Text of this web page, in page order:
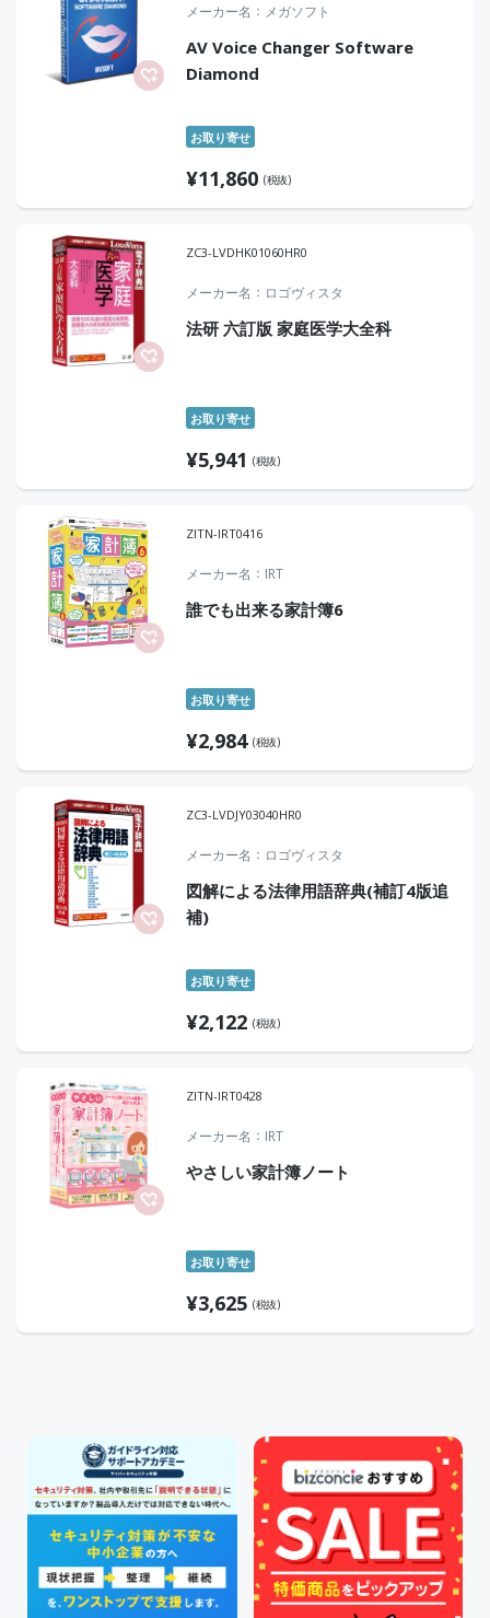
メーカー名 メガソフト
AV Voice Changer Software
Diamond
お取り寄せ
¥11,860 (税抜)
ZC3-LVDHK01060HR0
メーカー名 ロゴヴィスタ
法研 六訂版 家庭医学大全科
お取り寄せ
¥5,941 (税抜)
ZITN-IRT0416
メーカー名 IRT
誰でも出来る家計簿6
お取り寄せ
¥2,984 (税抜)
ZC3-LVDJY03040HR0
メーカー名 ロゴヴィスタ
図解による法律用語辞典(補訂4版追
補)
お取り寄せ
¥2,122 (税抜)
ZITN-IRT0428
メーカー名 IRT
やさしい家計簿ノート
お取り寄せ
¥3,625 (税抜)